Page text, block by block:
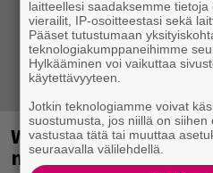
Weezer palaa
laitteellesi saadaksemme
vierailit, IP-osoitteestasi sekä
Pääset tutustumaan
teknologiakumppaneihimme
Hylkääminen voi vaikuttaa
käytettävyyteen.
Jotkin teknologiamme voivat
suostumusta, jos niillä on siihen
vastustaa tätä tai muuttaa
seuraavalla välilehdellä.